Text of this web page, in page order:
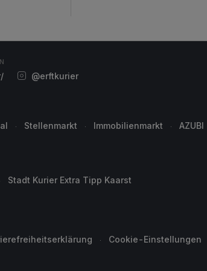
@erftkurier
Stellenmarkt Immobilienmarkt AZUBI
Stadt Kurier Extra Tipp Kaarst
Cookie-Einstellungen